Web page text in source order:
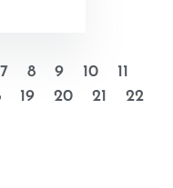
7 8 9 10
11
19 20 21
22